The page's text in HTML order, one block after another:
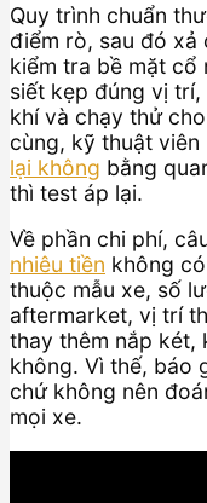
Quy trình chuẩn
điểm rò, sau đó xả
kiểm tra bề mặt cổ
siết kẹp đúng vị
khí và chạy thử
cùng, kỹ thuật viên
lại không bằng
thì test áp lại.
Về phần chi phí,
nhiêu tiền không
thuộc mẫu xe, số
aftermarket, vị trí
thay thêm nắp két,
không. Vì thế, báo
chứ không nên
mọi xe.